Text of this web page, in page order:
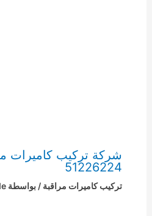
شركة تركيب كاميرات
51226224
تركيب كاميرات مراقبة / بواسطة